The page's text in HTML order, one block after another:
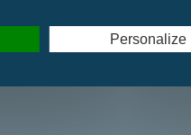
de 09h00 à 12h00
Personalize